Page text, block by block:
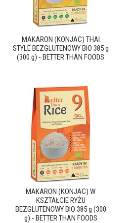
MAKARON (KONJAC) THAI
STYLE BEZGLUTENOWY BIO 385 g
(300 g) - BETTER THAN FOODS
MAKARON (KONJAC) W
KSZTAŁCIE RYŻU
BEZGLUTENOWY BIO 385 g (300
g) - BETTER THAN FOODS